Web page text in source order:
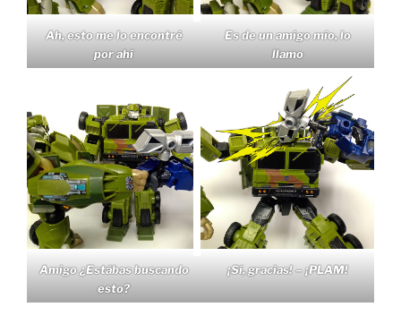
Ah, esto me lo encontré
por ahí
Es de un amigo mío, lo
llamo
Amigo ¿Estábas buscando
esto?
¡Sí, gracias! – ¡PLAM!